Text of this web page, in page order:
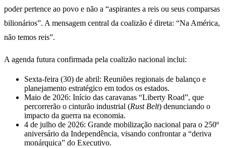
poder pertence ao povo e não a “aspirantes a reis ou seus comparsas
bilionários”. A mensagem central da coalizão é direta: “Na América,
não temos reis”.
A agenda futura confirmada pela coalizão nacional inclui:
Sexta-feira (30) de abril: Reuniões regionais de balanço e
planejamento estratégico em todos os estados.
Maio de 2026: Início das caravanas “Liberty Road”, que
percorrerão o cinturão industrial (Rust Belt) denunciando o
impacto da guerra na economia.
4 de julho de 2026: Grande mobilização nacional para o 250º
aniversário da Independência, visando confrontar a “deriva
monárquica” do Executivo.